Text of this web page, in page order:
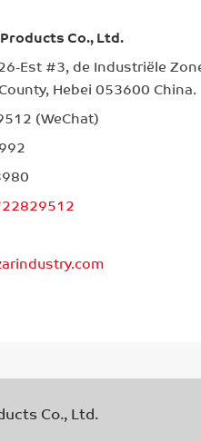
Co., Ltd.
Est #3, de Industriële
Hebei 053600 China.
(WeChat)
Co., Ltd.